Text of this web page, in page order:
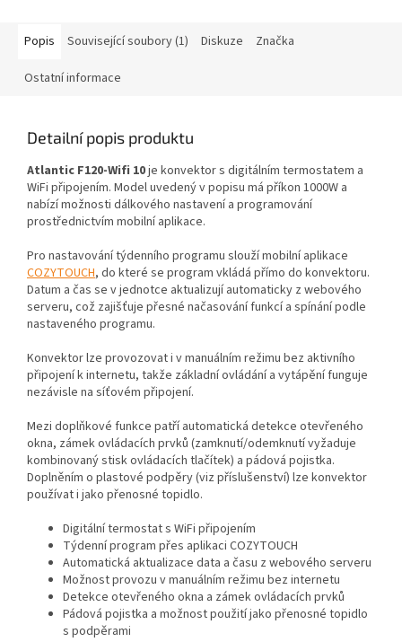
Popis Související soubory (1) Diskuze Značka
Ostatní informace
Detailní popis produktu
Atlantic F120-Wifi 10je konvektor s digitálním termostatem a
WiFi připojením. Model uvedený v popisu má příkon 1000W a
nabízí možnosti dálkového nastavení a programování
prostřednictvím mobilní aplikace.
Pro nastavování týdenního programu slouží mobilní aplikace
COZYTOUCH, do které se program vkládá přímo do konvektoru.
Datum a čas se v jednotce aktualizují automaticky z webového
serveru, což zajišťuje přesné načasování funkcí a spínání podle
nastaveného programu.
Konvektor lze provozovat i v manuálním režimu bez aktivního
připojení k internetu, takže základní ovládání a vytápění funguje
nezávisle na síťovém připojení.
Mezi doplňkové funkce patří automatická detekce otevřeného
okna, zámek ovládacích prvků (zamknutí/odemknutí vyžaduje
kombinovaný stisk ovládacích tlačítek) a pádová pojistka.
Doplněním o plastové podpěry (viz příslušenství) lze konvektor
používat i jako přenosné topidlo.
Digitální termostat s WiFi připojením
Týdenní program přes aplikaci COZYTOUCH
Automatická aktualizace data a času z webového serveru
Možnost provozu v manuálním režimu bez internetu
Detekce otevřeného okna a zámek ovládacích prvků
Pádová pojistka a možnost použití jako přenosné topidlo
s podpěrami